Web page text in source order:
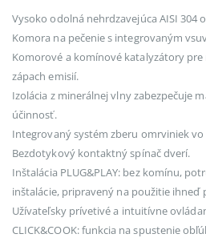
Vysoko odolná nehrdzavejúca AISI 304
Komora na pečenie s integrovaným
Komorové a komínové katalyzátory
zápach emisií.
Izolácia z minerálnej vlny zabezpečuje
účinnosť.
Integrovaný systém zberu omrviniek
Bezdotykový kontaktný spínač dverí.
Inštalácia PLUG&PLAY: bez komínu,
inštalácie, pripravený na použitie ihneď
Užívateľsky prívetivé a intuitívne
CLICK&COOK: funkcia na spustenie